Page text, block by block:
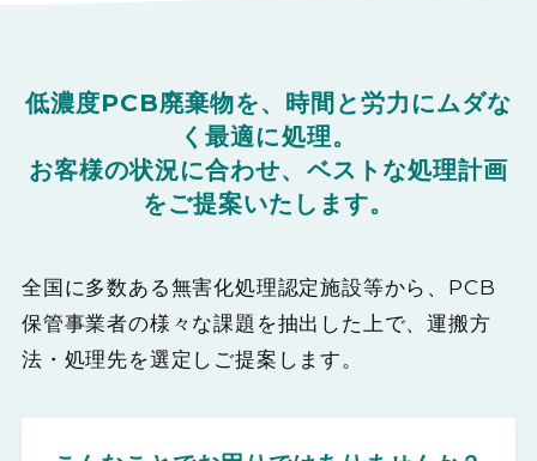
低濃度PCB廃棄物を、時間と労力にムダな
く最適に処理。
お客様の状況に合わせ、ベストな処理計画
をご提案いたします。
全国に多数ある無害化処理認定施設等から、PCB
保管事業者の様々な課題を抽出した上で、運搬方
法・処理先を選定しご提案します。